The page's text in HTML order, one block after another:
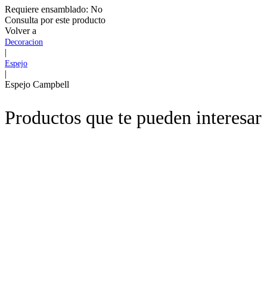
Requiere ensamblado: No
Consulta por este producto
Volver a
Decoracion
|
Espejo
|
Espejo Campbell
Productos que te pueden interesar